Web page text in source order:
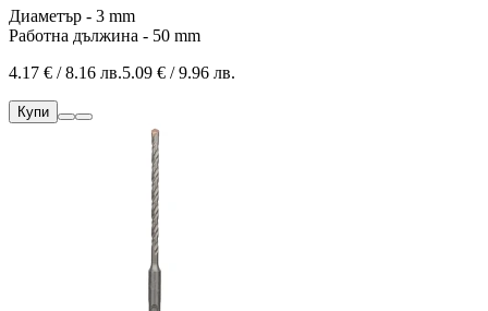
Диаметър - 3 mm
Работна дължина - 50 mm
4.17 € / 8.16 лв.5.09 € / 9.96 лв.
Купи